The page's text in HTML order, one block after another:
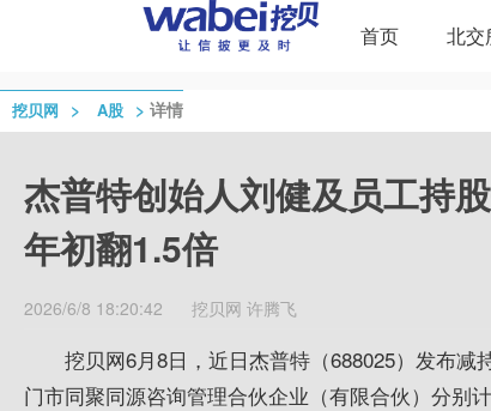
首页 北交
挖贝网 > A股 > 详情
杰普特创始人刘健及员工持
年初翻1.5倍
2026/6/8 18:20:42 挖贝网 许腾飞
挖贝网6月8日，近日杰普特（688025）发布
门市同聚同源咨询管理合伙企业（有限合伙）分别